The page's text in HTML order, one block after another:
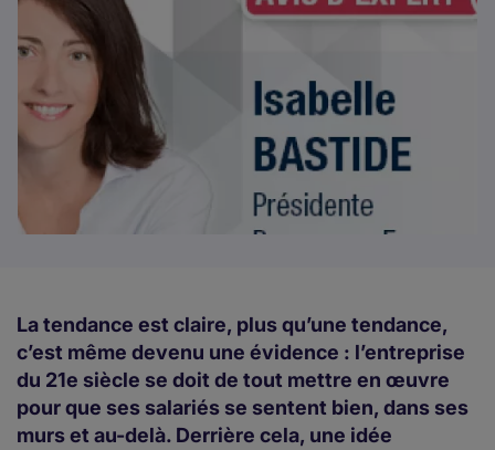
La tendance est claire, plus qu’une tendance,
c’est même devenu une évidence : l’entreprise
du 21e siècle se doit de tout mettre en œuvre
pour que ses salariés se sentent bien, dans ses
murs et au-delà. Derrière cela, une idée